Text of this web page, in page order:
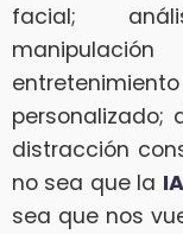
facial;
personalizado;
distracción
no sea que la IA
sea que nos